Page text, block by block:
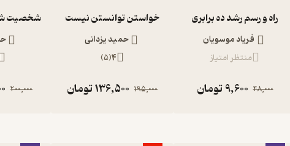
راه و رسم رشد ده برابری
فریاد موسویان
منتظر امتیاز
48,000
9,600تومان
خواستن توانستن نیست
حمید یزدانی
4
(
5
)
195,000
136,500تومان 200,000